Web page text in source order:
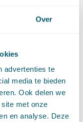
Over
advertenties te
media te bieden
Ook delen we
met onze
en analyse. Deze